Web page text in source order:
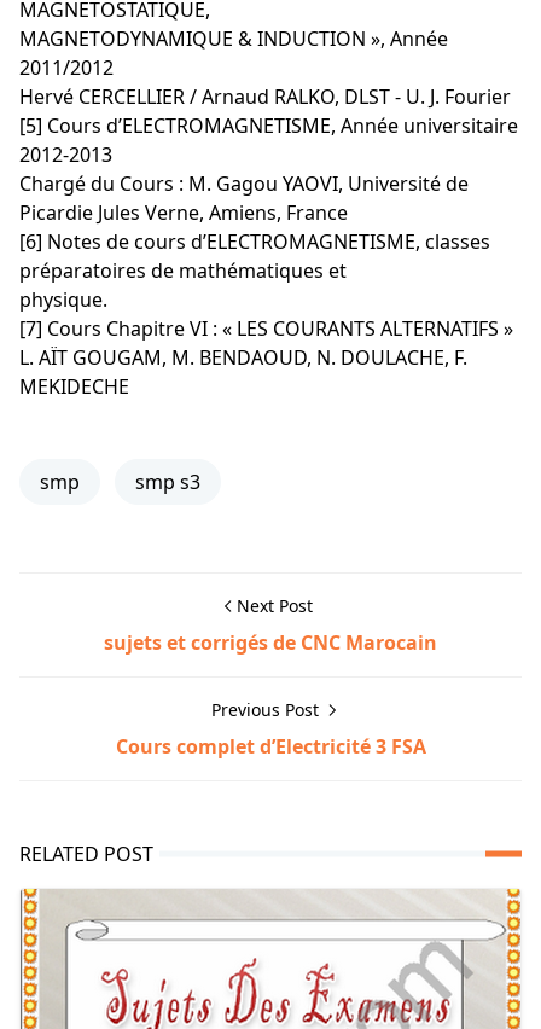
MAGNETOSTATIQUE,
MAGNETODYNAMIQUE & INDUCTION », Année
2011/2012
Hervé CERCELLIER / Arnaud RALKO, DLST - U. J. Fourier
[5] Cours d’ELECTROMAGNETISME, Année universitaire
2012-2013
Chargé du Cours : M. Gagou YAOVI, Université de
Picardie Jules Verne, Amiens, France
[6] Notes de cours d’ELECTROMAGNETISME, classes
préparatoires de mathématiques et
physique.
[7] Cours Chapitre VI : « LES COURANTS ALTERNATIFS »
L. AÏT GOUGAM, M. BENDAOUD, N. DOULACHE, F.
MEKIDECHE
smp smp s3
Next Post
sujets et corrigés de CNC Marocain
Previous Post
Cours complet d’Electricité 3 FSA
RELATED POST